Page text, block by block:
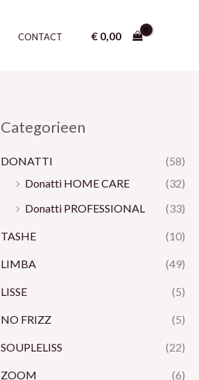
CONTACT €0,00
Categorieen
DONATTI
(58)
Donatti HOME CARE
(32)
Donatti PROFESSIONAL
(33)
TASHE (10)
LIMBA (49)
LISSE (5)
NO FRIZZ (5)
SOUPLELISS (22)
ZOOM (6)
n